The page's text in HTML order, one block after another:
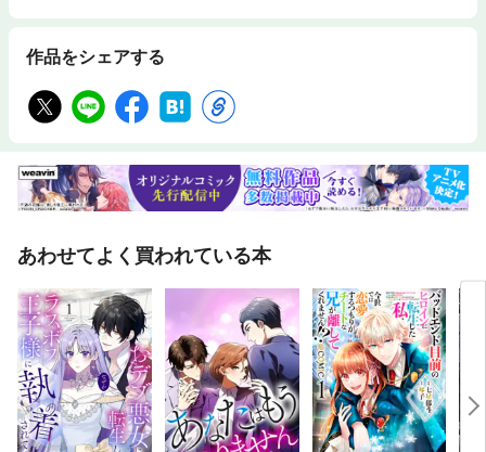
作品をシェアする
あわせてよく買われている本